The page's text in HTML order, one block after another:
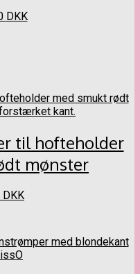
DKKDette
kan
vælges
varesiden
til hofteholder
mønster
DKKDette
varianter.